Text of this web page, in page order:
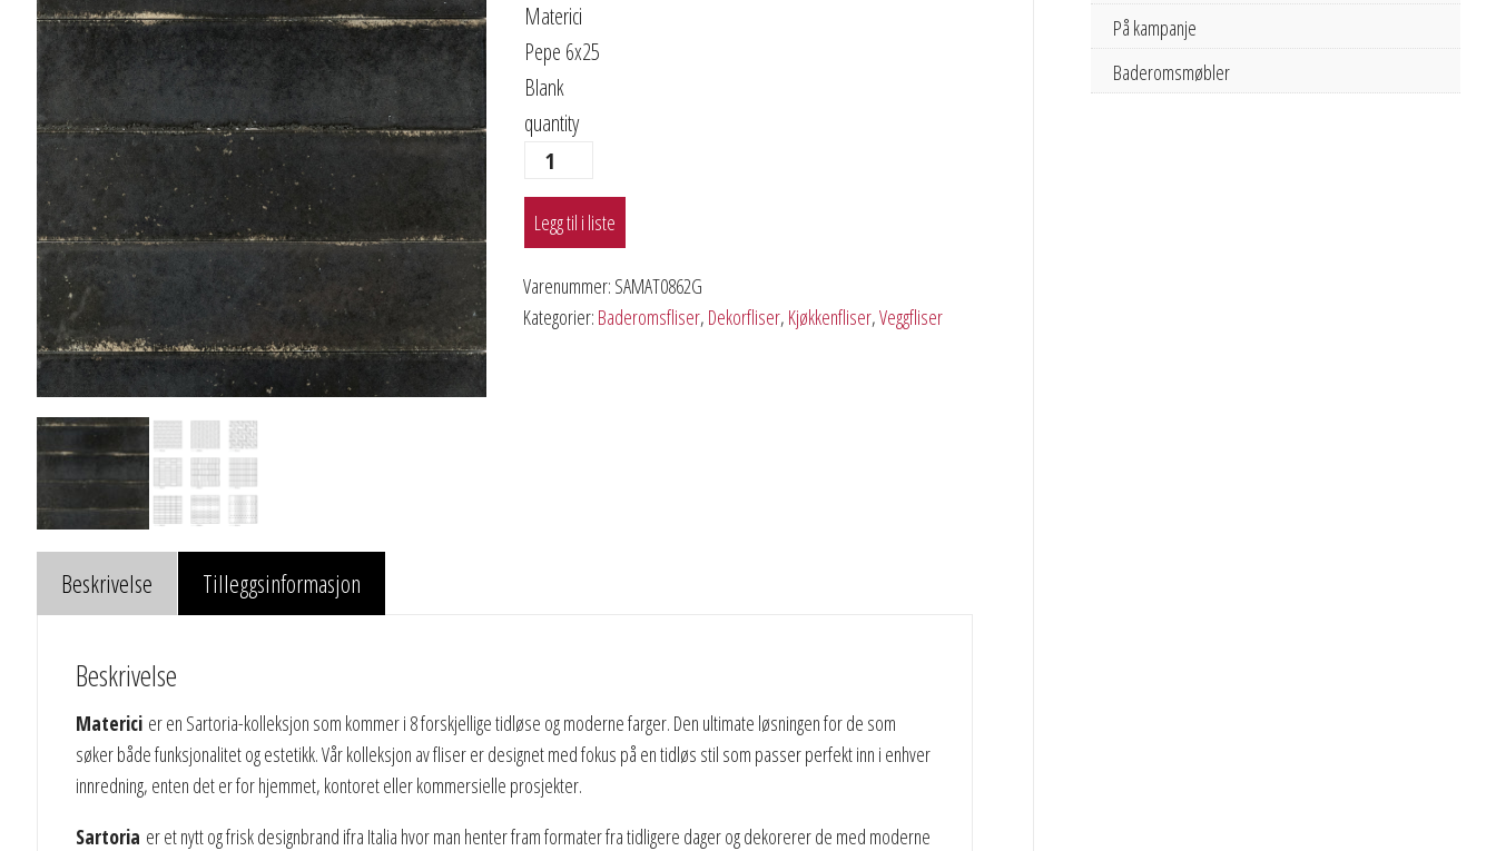
Materici
Pepe 6x25
Blank
quantity
Legg til i liste
Varenummer: SAMAT0862G
Kategorier: Baderomsfliser, Dekorfliser, Kjøkkenfliser,Veggfliser
Beskrivelse Tilleggsinformasjon
Beskrivelse
Materici er en Sartoria-kolleksjon som kommer i 8 forskjellige tidløse og moderne farger. Den ultimate løsningen for de som
søker både funksjonalitet og estetikk. Vår kolleksjon av fliser er designet med fokus på en tidløs stil som passer perfekt inn i enhver
innredning, enten det er for hjemmet, kontoret eller kommersielle prosjekter.
Sartoria er et nytt og frisk designbrand ifra Italia hvor man henter fram formater fra tidligere dager og dekorerer de med moderne
På kampanje
Baderomsmøbler